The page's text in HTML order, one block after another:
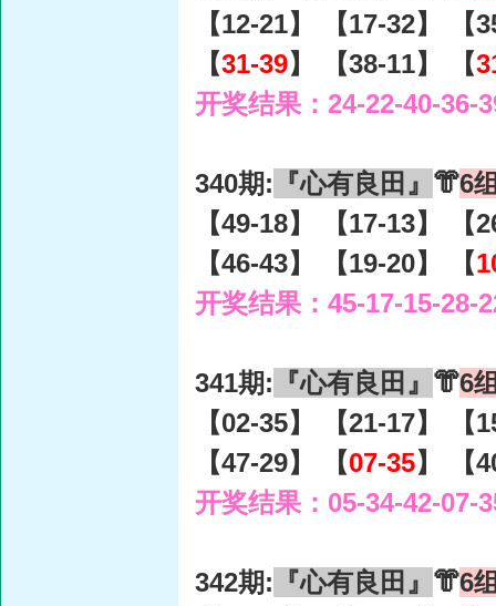
【12-21】 【17-32】 【
【31-39】 【38-11】 【
开奖结果：24-22-40-36-
340期: 『心有良田』 👘6
【49-18】 【17-13】 【
【46-43】 【19-20】 【
开奖结果：45-17-15-28-
341期: 『心有良田』 👘6
【02-35】 【21-17】 【
【47-29】 【07-35】 【
开奖结果：05-34-42-07-
342期: 『心有良田』 👘6